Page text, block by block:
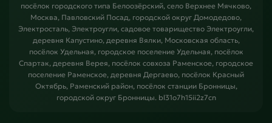
посёлок городского типа Белоозёрский, село Верхнее Мячково,
Москва, Павловский Посад, городской округ Домодедово,
Электросталь, Электроугли, садовое товарищество Электроугли,
деревня Капустино, деревня Вялки, Московская область,
посёлок Удельная, городское поселение Удельная, посёлок
Спартак, деревня Верея, посёлок совхоза Раменское, городское
поселение Раменское, деревня Дергаево, посёлок Красный
Октябрь, Раменский район, посёлок станции Бронницы,
городской округ Бронницы. bl31o7h15ii2z7cn